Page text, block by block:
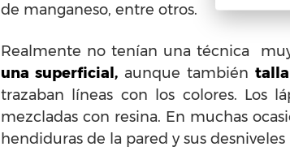
de manganeso, entre otros.
Realmente no tenían una técnica
una superficial,aunque también
trazaban líneas con los colores. Los
mezcladas con resina. En muchas
hendiduras de la pared y sus